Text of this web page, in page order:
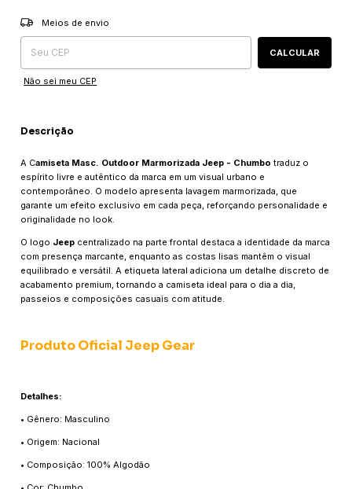
Entregas para o CEP:
Meios de envio
CALCULAR
Não sei meu CEP
Descrição
A Camiseta Masc. Outdoor Marmorizada Jeep - Chumbo traduz o
espírito livre e autêntico da marca em um visual urbano e
contemporâneo. O modelo apresenta lavagem marmorizada, que
garante um efeito exclusivo em cada peça, reforçando personalidade e
originalidade no look.
O logo Jeep centralizado na parte frontal destaca a identidade da marca
com presença marcante, enquanto as costas lisas mantêm o visual
equilibrado e versátil. A etiqueta lateral adiciona um detalhe discreto de
acabamento premium, tornando a camiseta ideal para o dia a dia,
passeios e composições casuais com atitude.
Produto Oficial Jeep Gear
Detalhes:
• Gênero: Masculino
• Origem: Nacional
• Composição: 100% Algodão